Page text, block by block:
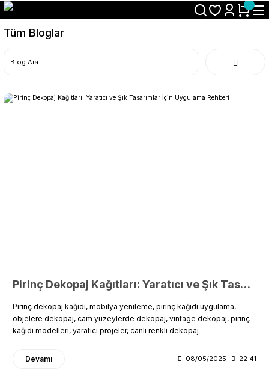
Size Özel "HG10" Koduyla Sepette Hemen %10 İndirimi Kaçırma
Tüm Bloglar
Pirinç Dekopaj Kağıtları: Yaratıcı ve Şık Tasarımlar İçin Uygulama Rehberi
Pirinç dekopaj kağıdı, mobilya yenileme, pirinç kağıdı uygulama,
objelere dekopaj, cam yüzeylerde dekopaj, vintage dekopaj, pirinç
kağıdı modelleri, yaratıcı projeler, canlı renkli dekopaj
Devamı 08/05/2025 22:41